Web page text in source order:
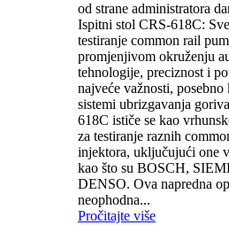
od strane administratora
Ispitni stol CRS-618C:
testiranje common rail
promjenjivom okruženju
tehnologije, preciznost i
najveće važnosti, posebno
sistemi ubrizgavanja
618C ističe se kao
za testiranje raznih
injektora, uključujući one
kao što su BOSCH,
DENSO. Ova napredna
neophodna...
Pročitajte više